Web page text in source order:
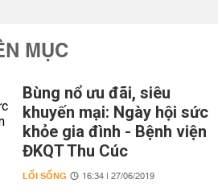
MỤC
Bùng nổ ưu đãi, siêu
khuyến mại: Ngày hội sức
khỏe gia đình - Bệnh viện
ĐKQT Thu Cúc
LỐI SỐNG 16:34 | 27/06/2019